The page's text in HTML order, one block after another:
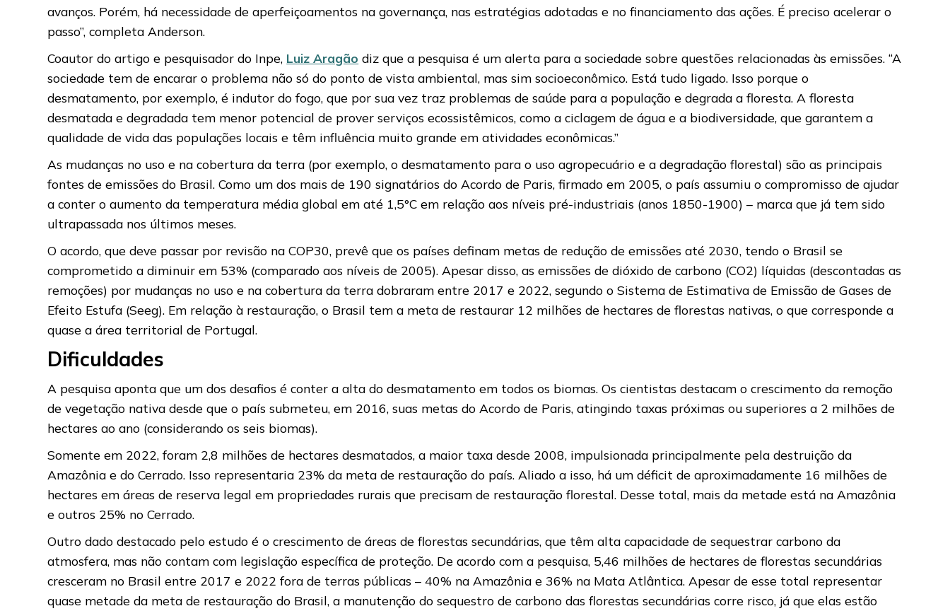
avanços. Porém, há necessidade de aperfeiçoamentos na governança, nas estratégias adotadas e no financiamento das ações. É preciso acelerar o
passo”, completa Anderson.
Coautor do artigo e pesquisador do Inpe, Luiz Aragão diz que a pesquisa é um alerta para a sociedade sobre questões relacionadas às emissões. “A
sociedade tem de encarar o problema não só do ponto de vista ambiental, mas sim socioeconômico. Está tudo ligado. Isso porque o
desmatamento, por exemplo, é indutor do fogo, que por sua vez traz problemas de saúde para a população e degrada a floresta. A floresta
desmatada e degradada tem menor potencial de prover serviços ecossistêmicos, como a ciclagem de água e a biodiversidade, que garantem a
qualidade de vida das populações locais e têm influência muito grande em atividades econômicas.”
As mudanças no uso e na cobertura da terra (por exemplo, o desmatamento para o uso agropecuário e a degradação florestal) são as principais
fontes de emissões do Brasil. Como um dos mais de 190 signatários do Acordo de Paris, firmado em 2005, o país assumiu o compromisso de ajudar
a conter o aumento da temperatura média global em até 1,5°C em relação aos níveis pré-industriais (anos 1850-1900) – marca que já tem sido
ultrapassada nos últimos meses.
O acordo, que deve passar por revisão na COP30, prevê que os países definam metas de redução de emissões até 2030, tendo o Brasil se
comprometido a diminuir em 53% (comparado aos níveis de 2005). Apesar disso, as emissões de dióxido de carbono (CO2) líquidas (descontadas as
remoções) por mudanças no uso e na cobertura da terra dobraram entre 2017 e 2022, segundo o Sistema de Estimativa de Emissão de Gases de
Efeito Estufa (Seeg). Em relação à restauração, o Brasil tem a meta de restaurar 12 milhões de hectares de florestas nativas, o que corresponde a
quase a área territorial de Portugal.
Dificuldades
A pesquisa aponta que um dos desafios é conter a alta do desmatamento em todos os biomas. Os cientistas destacam o crescimento da remoção
de vegetação nativa desde que o país submeteu, em 2016, suas metas do Acordo de Paris, atingindo taxas próximas ou superiores a 2 milhões de
hectares ao ano (considerando os seis biomas).
Somente em 2022, foram 2,8 milhões de hectares desmatados, a maior taxa desde 2008, impulsionada principalmente pela destruição da
Amazônia e do Cerrado. Isso representaria 23% da meta de restauração do país. Aliado a isso, há um déficit de aproximadamente 16 milhões de
hectares em áreas de reserva legal em propriedades rurais que precisam de restauração florestal. Desse total, mais da metade está na Amazônia
e outros 25% no Cerrado.
Outro dado destacado pelo estudo é o crescimento de áreas de florestas secundárias, que têm alta capacidade de sequestrar carbono da
atmosfera, mas não contam com legislação específica de proteção. De acordo com a pesquisa, 5,46 milhões de hectares de florestas secundárias
cresceram no Brasil entre 2017 e 2022 fora de terras públicas – 40% na Amazônia e 36% na Mata Atlântica. Apesar de esse total representar
quase metade da meta de restauração do Brasil, a manutenção do sequestro de carbono das florestas secundárias corre risco, já que elas estão